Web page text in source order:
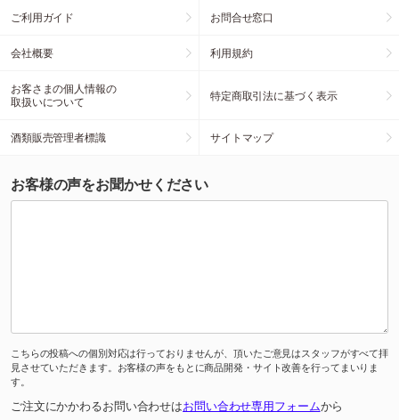
ご利用ガイド お問合せ窓口
会社概要 利用規約
お客さまの個人情報の
取扱いについて
特定商取引法に基づく表示
酒類販売管理者標識 サイトマップ
お客様の声をお聞かせください
こちらの投稿への個別対応は行っておりませんが、頂いたご意見はスタッフがすべて拝
見させていただきます。お客様の声をもとに商品開発・サイト改善を行ってまいりま
す。
ご注文にかかわるお問い合わせはお問い合わせ専用フォームから